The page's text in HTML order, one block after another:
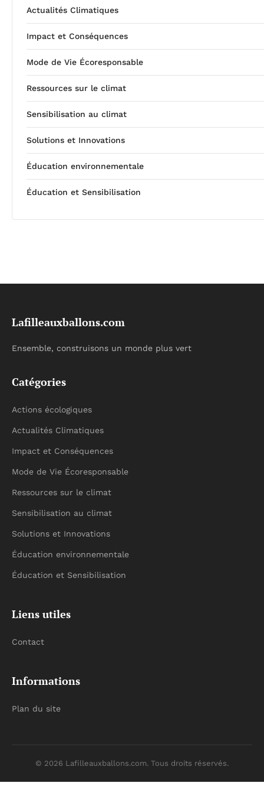
Actualités Climatiques
Impact et Conséquences
Mode de Vie Écoresponsable
Ressources sur le climat
Sensibilisation au climat
Solutions et Innovations
Éducation environnementale
Éducation et Sensibilisation
Lafilleauxballons.com
Ensemble, construisons un monde plus vert
Catégories
Actions écologiques
Actualités Climatiques
Impact et Conséquences
Mode de Vie Écoresponsable
Ressources sur le climat
Sensibilisation au climat
Solutions et Innovations
Éducation environnementale
Éducation et Sensibilisation
Liens utiles
Contact
Informations
Plan du site
© 2026 Lafilleauxballons.com. Tous droits réservés.